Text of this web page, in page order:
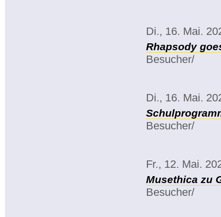
Di., 16. Mai.
Rhapsody
Besucher/
Di., 16. Mai.
Besucher/
Fr., 12. Mai.
Musethica zu
Besucher/